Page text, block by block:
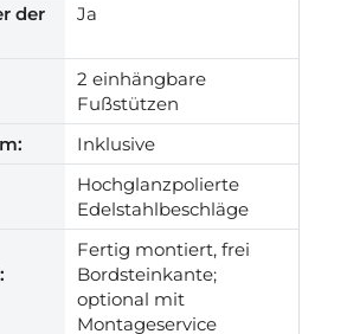
der
Ja
2 einhängbare
Fußstützen
Inklusive
Hochglanzpolierte
Edelstahlbeschläge
Fertig montiert, frei
Bordsteinkante;
optional mit
Montageservice